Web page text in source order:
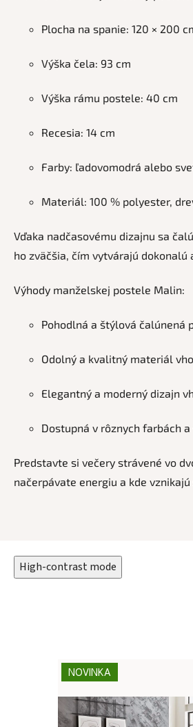
Plocha na spanie: 120 × 200
Výška čela: 93 cm
Výška rámu postele: 40 cm
Recesia: 14 cm
Farby: ľadovomodrá alebo
Materiál: 100 % polyester,
Vďaka nadčasovému dizajnu sa
ho zväčšia, čím vytvárajú
Výhody manželskej postele Malin:
Pohodlná a štýlová čalúnená
Odolný a kvalitný materiál
Elegantný a moderný dizajn
Dostupná v rôznych farbách
Predstavte si večery strávené vo
načerpávate energiu a kde vznikajú
High-contrast mode
NOVINKA